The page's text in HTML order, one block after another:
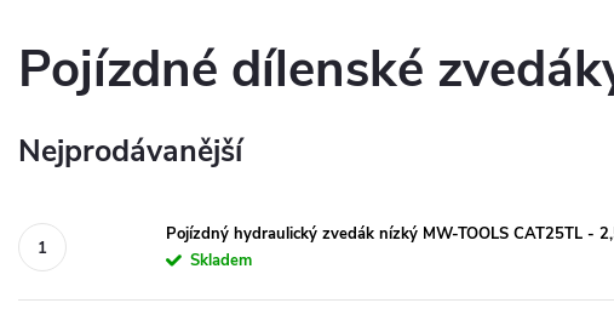
Pojízdné dílenské
Nejprodávanější
Pojízdný hydraulický zvedák nízký MW-TOOLS CAT25TL -
Skladem